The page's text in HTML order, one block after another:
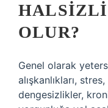
OLUR?
Genel olarak
alışkanlıkları,
dengesizlikler,